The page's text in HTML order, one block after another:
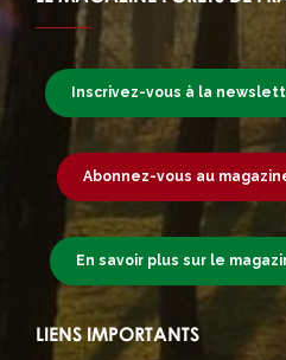
Inscrivez-vous à la
Abonnez-vous au
En savoir plus sur le
LIENS IMPORTANTS